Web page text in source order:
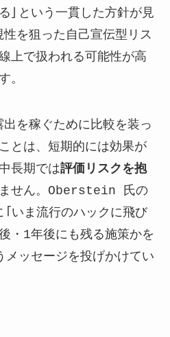
」という一貫した方針が見
を狙った自己宣伝型リス
上で扱われる可能性が高
。
を稼ぐために比較を装っ
とは、短期的には効果が
長期では評価リスクを抱
ません。Oberstein 氏の
いま流行のハックに飛び
・1年後にも残る施策かを
メッセージを投げかけてい